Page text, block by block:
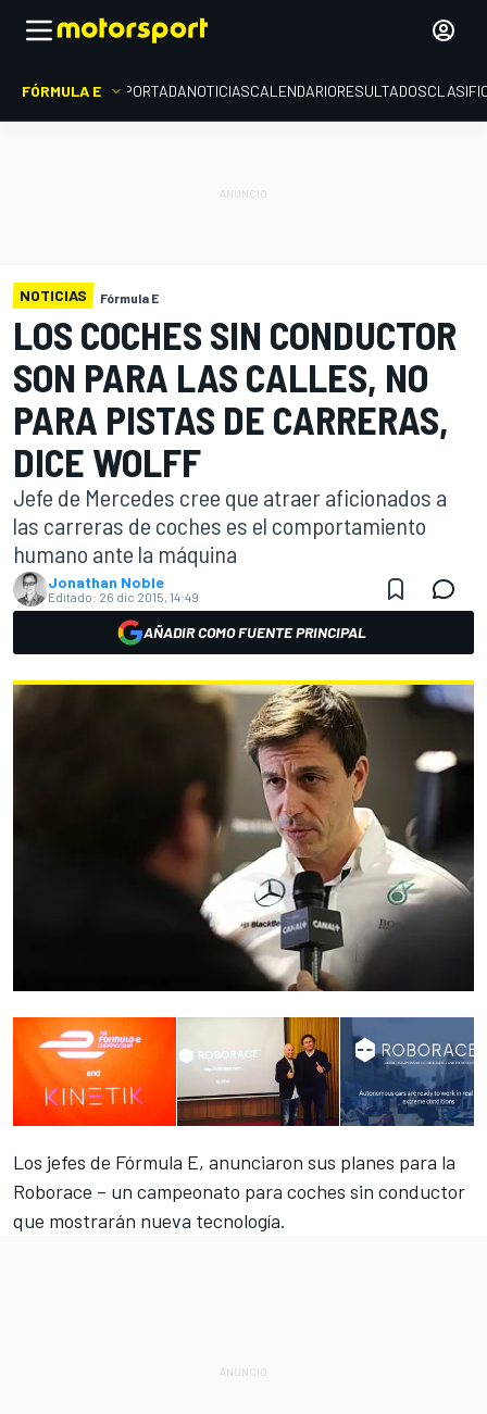
FÓRMULA E PORTADANOTICIASCALENDARIORESULTADOS
NOTICIAS Fórmula E
LOS COCHES SIN CONDUCTOR
SON PARA LAS CALLES, NO
PARA PISTAS DE CARRERAS,
DICE WOLFF
Jefe de Mercedes cree que atraer aficionados a
las carreras de coches es el comportamiento
humano ante la máquina
Jonathan Noble
Editado: 26 dic 2015, 14:49
AÑADIR COMO FUENTE PRINCIPAL
Los jefes de Fórmula E, anunciaron sus planes para la
Roborace – un campeonato para coches sin conductor
que mostrarán nueva tecnología.